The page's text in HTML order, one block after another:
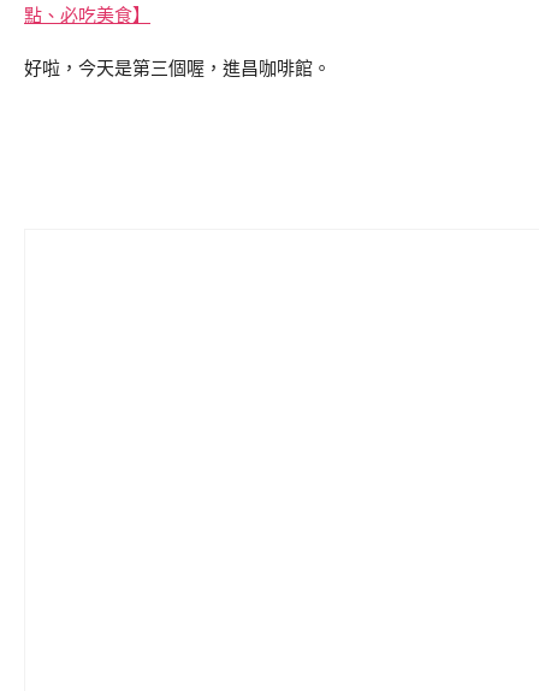
點、必吃美食】
好啦，今天是第三個喔，進昌咖啡館。